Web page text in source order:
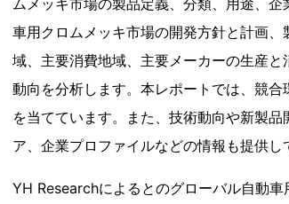
ムメッキ市場の製品定義、分類、用途、
車用クロムメッキ市場の開発方針と計画
域、主要消費地域、主要メーカーの生産
動向を分析します。本レポートでは、競
を当てています。また、技術動向や新製
ア、企業プロファイルなどの情報も提供し
YH Researchによるとのグローバル自動